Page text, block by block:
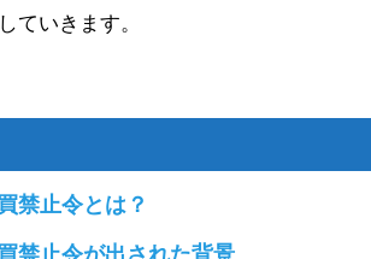
ていきます。
禁止令とは？
禁止令が出された背景